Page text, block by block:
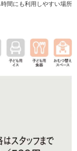
間にも利用しやすい場所